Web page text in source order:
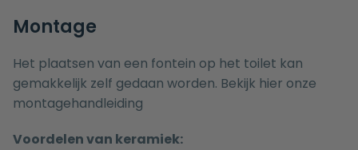
Montage
Het plaatsen van een fontein op het toilet kan
gemakkelijk zelf gedaan worden. Bekijk hier onze
montagehandleiding
Voordelen van keramiek: